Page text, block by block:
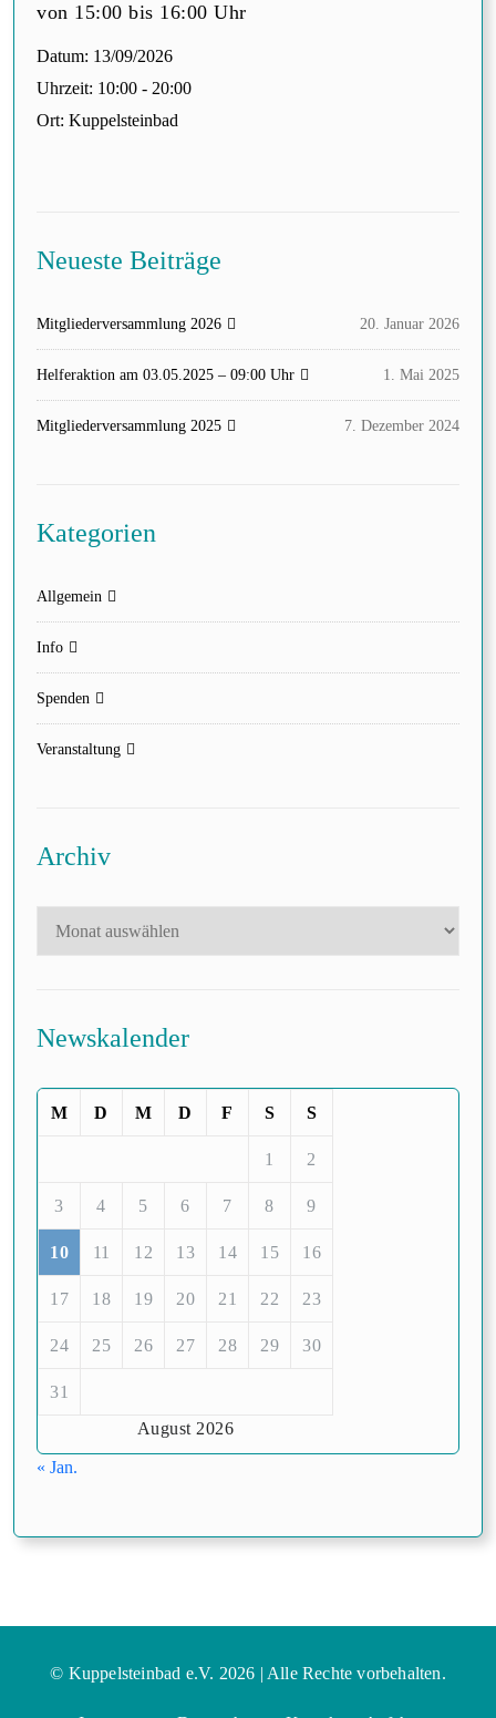
von 15:00 bis 16:00 Uhr
Datum: 13/09/2026
Uhrzeit: 10:00 - 20:00
Ort: Kuppelsteinbad
Neueste Beiträge
Mitgliederversammlung 2026 20. Januar 2026
Helferaktion am 03.05.2025 – 09:00 Uhr 1. Mai 2025
Mitgliederversammlung 2025 7. Dezember 2024
Kategorien
Allgemein
Info
Spenden
Veranstaltung
Archiv
Newskalender
August 2026
M D M D F S S
1 2
3 4 5 6 7 8 9
10 11 12 13 14 15 16
17 18 19 20 21 22 23
24 25 26 27 28 29 30
31
« Jan.
© Kuppelsteinbad e.V. 2026 | Alle Rechte vorbehalten.